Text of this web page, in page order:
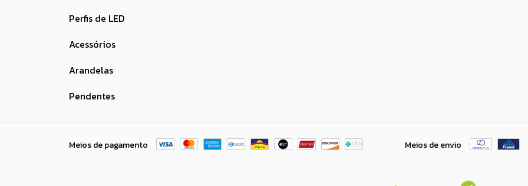
Perfis de LED
Acessórios
Arandelas
Pendentes
Meios de pagamento Meios de envio